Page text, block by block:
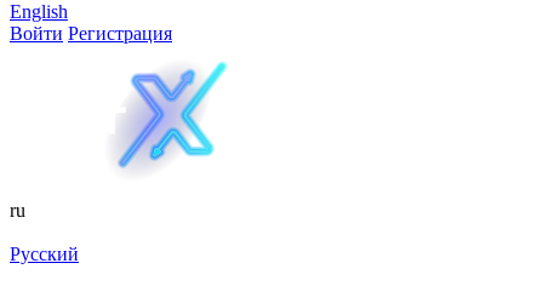
English
Войти Регистрация
ru
Русский